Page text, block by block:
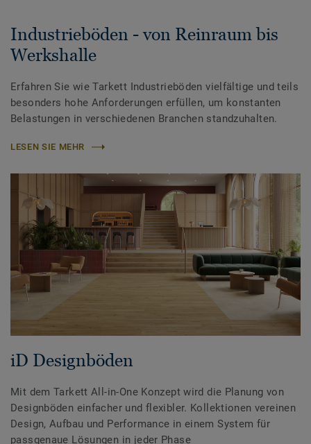
Industrieböden - von Reinraum bis
Werkshalle
Erfahren Sie wie Tarkett Industrieböden vielfältige und teils
besonders hohe Anforderungen erfüllen, um konstanten
Belastungen in verschiedenen Branchen standzuhalten.
LESEN SIE MEHR
iD Designböden
Mit dem Tarkett All-in-One Konzept wird die Planung von
Designböden einfacher und flexibler. Kollektionen vereinen
Design, Aufbau und Performance in einem System für
passgenaue Lösungen in jeder Phase